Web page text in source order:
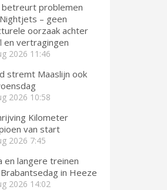
betreurt problemen
– geen
oorzaak achter
en vertragingen
2026 11:46
stremt Maaslijn ook
2026 10:58
Kilometer
van start
2026 7:45
en langere treinen
in Heeze
2026 14:02